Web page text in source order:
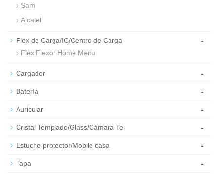
Sam
Alcatel
Flex de Carga/IC/Centro de Carga -
Flex Flexor Home Menu
Cargador -
Batería -
Auricular -
Cristal Templado/Glass/Cámara Te -
Estuche protector/Mobile casa -
Tapa -